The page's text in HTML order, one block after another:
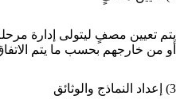
يتم تعيين مصفٍ ليتولى إدارة
أو من خارجهم بحسب ما يتم
3) إعداد النماذج والوثائق